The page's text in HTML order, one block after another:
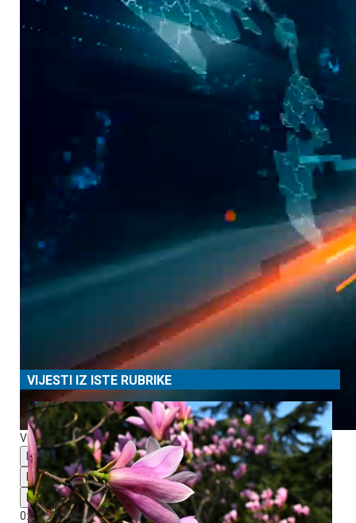
Video Player is loading.
Play Video
Play
Mute
0:00
Prema podacima Federalnog hidrometeorološkog zavoda,
danas je u većini krajeva pretežno oblačno vrijeme, dok je više
sunčanih perioda bilo na jugu i sjeverozapadu. Padavine su
zabilježene u centralnim i istočnim područjima, te na sjeveru i
VIJESTI IZ ISTE RUBRIKE